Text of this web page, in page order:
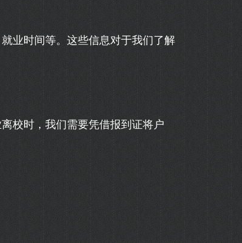
业时间等。这些信息对于我们了解
校时，我们需要凭借报到证将户